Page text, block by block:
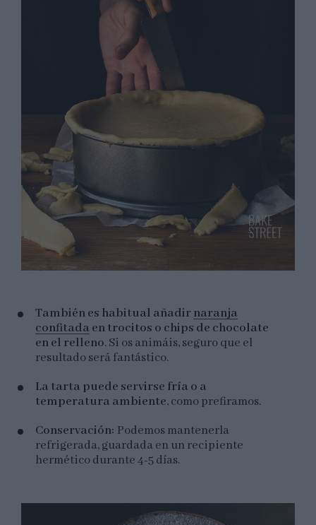
También es habitual añadirnaranja
confitadaen trocitos o chips de chocolate
en el relleno. Si os animáis, seguro que el
resultado será fantástico.
La tarta puede servirse fría o a
temperatura ambiente, como prefiramos.
Conservación: Podemos mantenerla
refrigerada, guardada en un recipiente
hermético durante 4-5 días.